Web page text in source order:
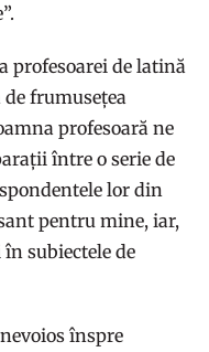
profesoarei de latină
frumusețea
profesoară ne
între o serie de
lor din
pentru mine, iar,
în subiectele de
înspre